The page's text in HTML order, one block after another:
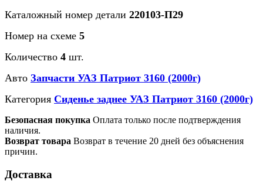
Каталожный номер детали 220103-П29
Номер на схеме 5
Количество 4 шт.
Авто Запчасти УАЗ Патриот 3160 (2000г)
Категория Сиденье заднее УАЗ Патриот 3160 (2000г)
Безопасная покупка Оплата только после подтверждения
наличия.
Возврат товара Возврат в течение 20 дней без объяснения
причин.
Доставка